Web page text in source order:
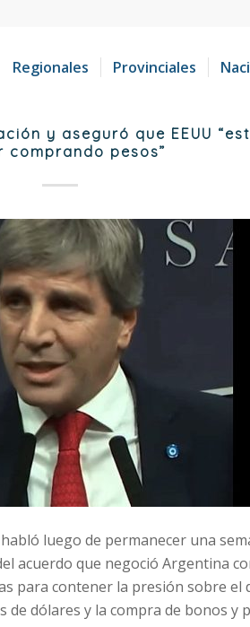
Regionales Provinciales
y aseguró que EEUU
comprando pesos”
luego de permanecer una
acuerdo que negoció Argentina
para contener la presión sobre el
dólares y la compra de bonos y